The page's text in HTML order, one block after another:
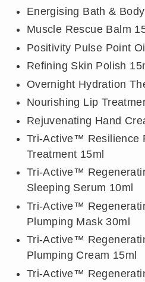
Energising Bath &
Muscle Rescue Balm
Positivity Pulse Point
Refining Skin Polish
Overnight Hydration
Nourishing Lip
Rejuvenating Hand
Tri-Active™ Resilience
Treatment 15ml
Tri-Active™
Sleeping Serum 10ml
Tri-Active™
Plumping Mask 30ml
Tri-Active™
Plumping Cream 15ml
Tri-Active™